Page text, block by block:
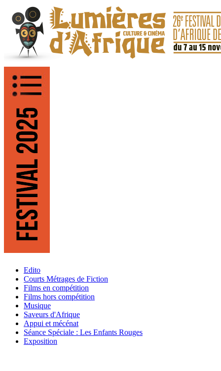
Edito
Courts Métrages de Fiction
Films en compétition
Films hors compétition
Musique
Saveurs d'Afrique
Appui et mécénat
Séance Spéciale : Les Enfants Rouges
Exposition